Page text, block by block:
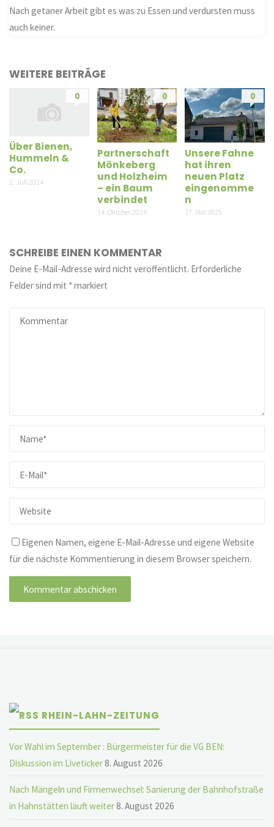
Nach getaner Arbeit gibt es was zu Essen und verdursten muss
auch keiner.
WEITERE BEITRÄGE
0
Über Bienen,
Hummeln &
Co.
2. Juli 2014
0
Partnerschaft
Mönkeberg
und Holzheim
– ein Baum
verbindet
14. Oktober 2024
0
Unsere Fahne
hat ihren
neuen Platz
eingenomme
n
17. Mai 2025
SCHREIBE EINEN KOMMENTAR
Deine E-Mail-Adresse wird nicht veröffentlicht. Erforderliche
Felder sind mit *markiert
Eigenen Namen, eigene E-Mail-Adresse und eigene Website
für die nächste Kommentierung in diesem Browser speichern.
RHEIN-LAHN-ZEITUNG
Vor Wahl im September : Bürgermeister für die VG BEN:
Diskussion im Liveticker8. August 2026
Nach Mängeln und Firmenwechsel: Sanierung der Bahnhofstraße
in Hahnstätten läuft weiter8. August 2026